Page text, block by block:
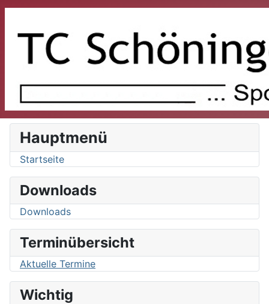
Hauptmenü
Startseite
Downloads
Downloads
Terminübersicht
Aktuelle Termine
Wichtig